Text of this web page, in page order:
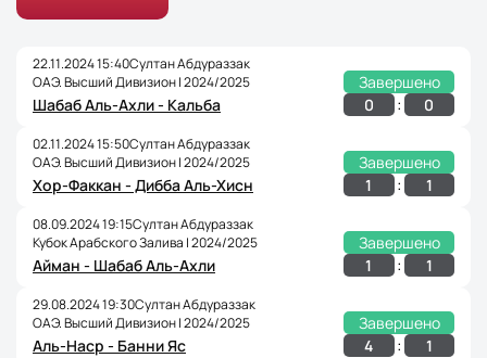
22.11.2024 15:40Султан Абдураззак
ОАЭ. Высший Дивизион | 2024/2025
Завершено
Шабаб Аль-Ахли - Кальба
0 : 0
02.11.2024 15:50Султан Абдураззак
ОАЭ. Высший Дивизион | 2024/2025
Завершено
Хор-Факкан - Дибба Аль-Хисн
1 : 1
08.09.2024 19:15Султан Абдураззак
Кубок Арабского Залива | 2024/2025
Завершено
Айман - Шабаб Аль-Ахли
1 : 1
29.08.2024 19:30Султан Абдураззак
ОАЭ. Высший Дивизион | 2024/2025
Завершено
Аль-Наср - Банни Яс
4 : 1